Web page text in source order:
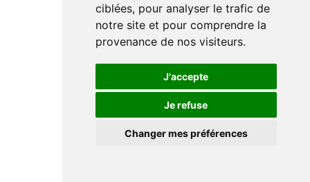
ciblées, pour analyser le trafic de
notre site et pour comprendre la
provenance de nos visiteurs.
J'accepte
Je refuse
Changer mes préférences